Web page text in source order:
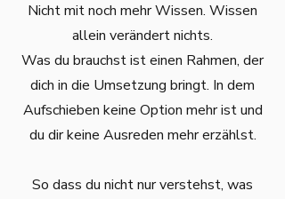
Nicht mit noch mehr Wissen. Wissen
allein verändert nichts.
Was du brauchst ist einen Rahmen, der
dich in die Umsetzung bringt. In dem
Aufschieben keine Option mehr ist und
du dir keine Ausreden mehr erzählst.
So dass du nicht nur verstehst, was